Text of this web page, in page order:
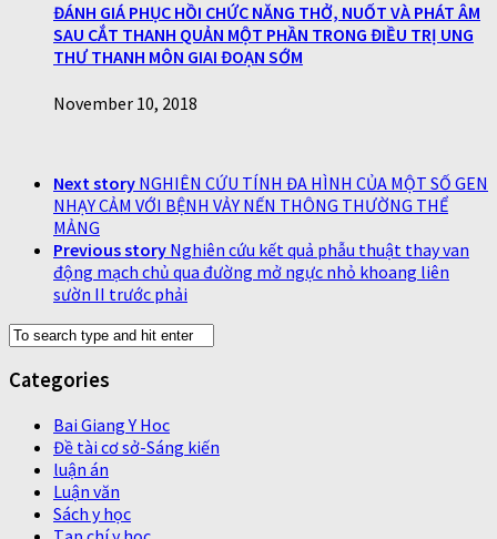
ĐÁNH GIÁ PHỤC HỒI CHỨC NĂNG THỞ, NUỐT VÀ PHÁT ÂM
SAU CẮT THANH QUẢN MỘT PHẦN TRONG ĐIỀU TRỊ UNG
THƯ THANH MÔN GIAI ĐOẠN SỚM
November 10, 2018
Next story NGHIÊN CỨU TÍNH ĐA HÌNH CỦA MỘT SỐ GEN
NHẠY CẢM VỚI BỆNH VẢY NẾN THÔNG THƯỜNG THỂ
MẢNG
Previous story Nghiên cứu kết quả phẫu thuật thay van
động mạch chủ qua đường mở ngực nhỏ khoang liên
sườn II trước phải
Categories
Bai Giang Y Hoc
Đề tài cơ sở-Sáng kiến
luận án
Luận văn
Sách y học